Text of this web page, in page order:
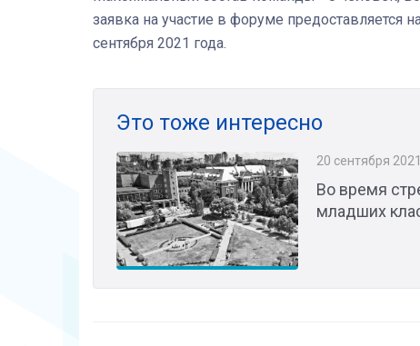
заявка на участие в форуме предоставляется
сентября 2021 года.
Это тоже интересно
20 сентября 2021
Во время
младших